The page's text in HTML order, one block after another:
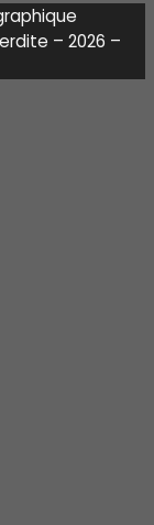
– 2026 –